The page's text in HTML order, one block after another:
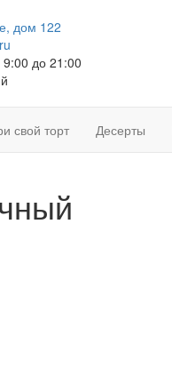
дом 122
9:00 до 21:00
свой торт Десерты